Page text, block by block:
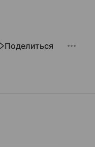
Поделиться